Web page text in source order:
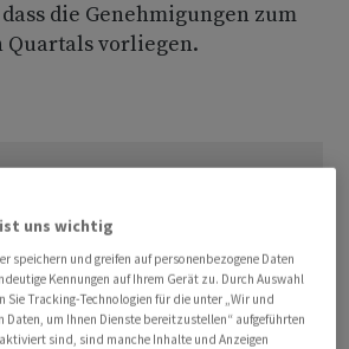
die Genehmigungen zum
Quartals vorliegen.
uns wichtig
speichern und greifen auf personenbezogene Daten
Kennungen auf Ihrem Gerät zu. Durch Auswahl
Tracking-Technologien für die unter „Wir und
Daten, um Ihnen Dienste bereitzustellen“ aufgeführten
sind, sind manche Inhalte und Anzeigen